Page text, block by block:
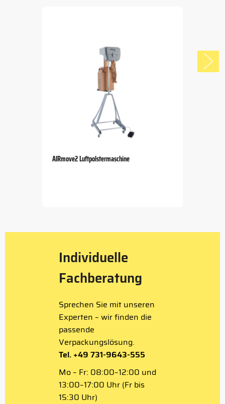
AIRmove2 Luftpolstermaschine
Individuelle
Fachberatung
Sprechen Sie mit unseren
Experten – wir finden die
passende
Verpackungslösung.
Tel. +49 731-9643-555
Mo – Fr: 08:00–12:00 und
13:00–17:00 Uhr (Fr bis
15:30 Uhr)